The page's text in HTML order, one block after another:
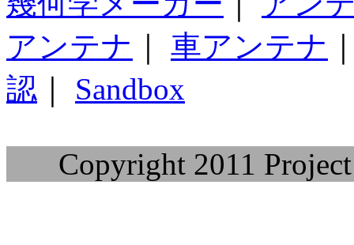
アンテナ
車アンテナ
認
Sandbox
Copyright 2011